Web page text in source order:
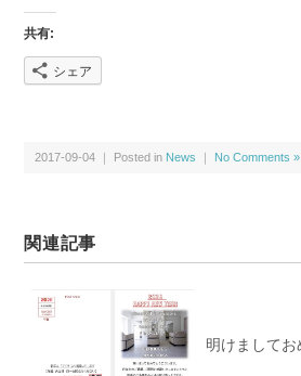
共有:
シェア
2017-09-04 ｜ Posted in News ｜ No Comments »
関連記事
明けましてお